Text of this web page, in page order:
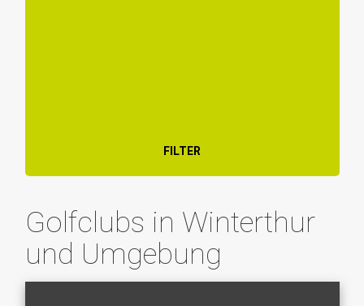
FILTER
Golfclubs in Winterthur
und Umgebung